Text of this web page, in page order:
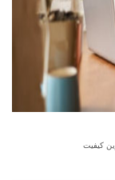
کیفیت